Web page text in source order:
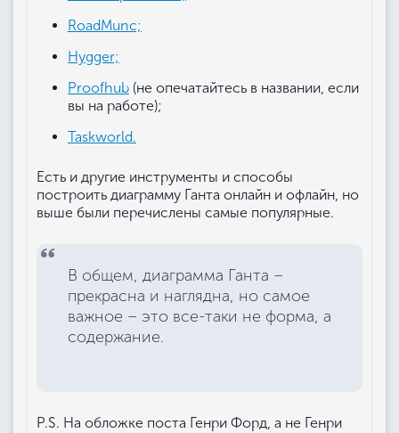
RoadMunc;
Hygger;
Proofhub (не опечатайтесь в названии, если
вы на работе);
Taskworld.
Есть и другие инструменты и способы
построить диаграмму Ганта онлайн и офлайн, но
выше были перечислены самые популярные.
В общем, диаграмма Ганта –
прекрасна и наглядна, но самое
важное – это все-таки не форма, а
содержание.
P.S. На обложке поста Генри Форд, а не Генри